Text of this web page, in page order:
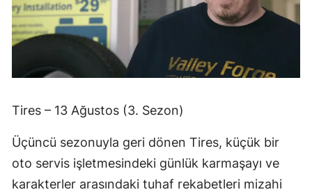
Tires – 13 Ağustos (3. Sezon)
Üçüncü sezonuyla geri dönen Tires, küçük bir
oto servis işletmesindeki günlük karmaşayı ve
karakterler arasındaki tuhaf rekabetleri mizahi